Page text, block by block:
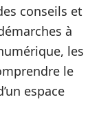
conseils et
à
les
le
espace